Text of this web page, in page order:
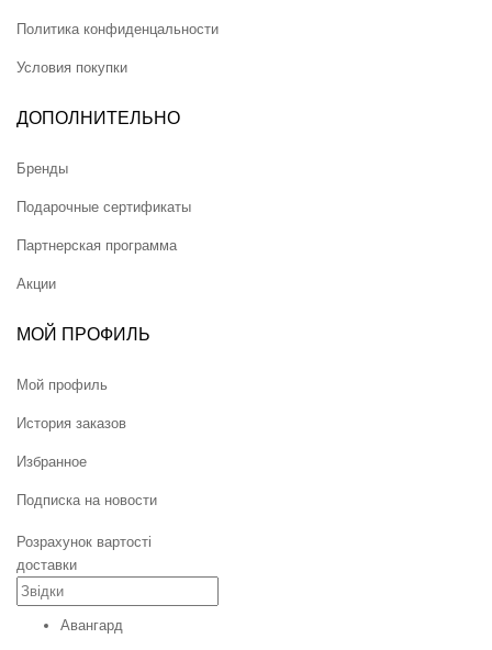
Политика конфиденцальности
Условия покупки
ДОПОЛНИТЕЛЬНО
Бренды
Подарочные сертификаты
Партнерская программа
Акции
МОЙ ПРОФИЛЬ
Мой профиль
История заказов
Избранное
Подписка на новости
Розрахунок вартості
доставки
Авангард